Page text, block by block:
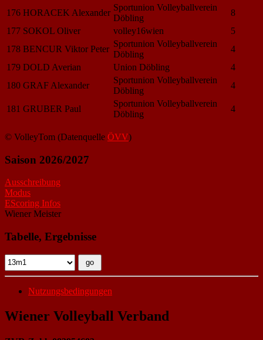
176 HORACEK Alexander
Sportunion Volleyballverein
Döbling
8
177 SOKOL Oliver volley16wien
5
178 BENCUR Viktor Peter
Sportunion Volleyballverein
Döbling
4
179 DOLD Averian Union Döbling
4
180 GRAF Alexander
Sportunion Volleyballverein
Döbling
4
181 GRUBER Paul
Sportunion Volleyballverein
Döbling
4
© VolleyTom (Datenquelle ÖVV)
Saison 2026/2027
Ausschreibung
Modus
EScoring Infos
Wiener Meister
Tabelle, Ergebnisse
Nutzungsbedingungen
Wiener Volleyball Verband